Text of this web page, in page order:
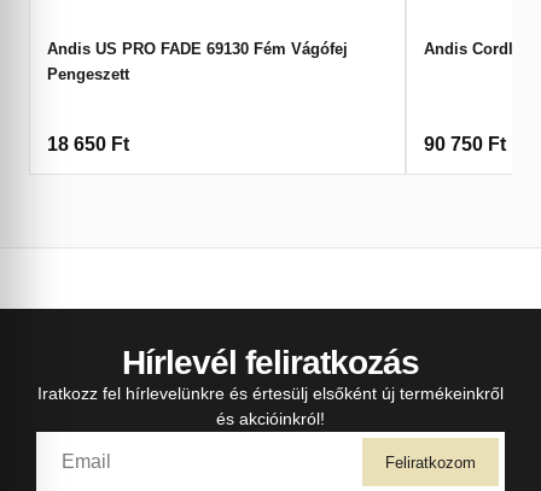
Andis US PRO FADE 69130 Fém Vágófej
Pengeszett
18 650 Ft 90 750 Ft
Hírlevél feliratkozás
Iratkozz fel hírlevelünkre és értesülj elsőként új termékeinkről
és akcióinkról!
Feliratkozom